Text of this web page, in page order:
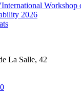
Workshop
2026
La Salle, 42